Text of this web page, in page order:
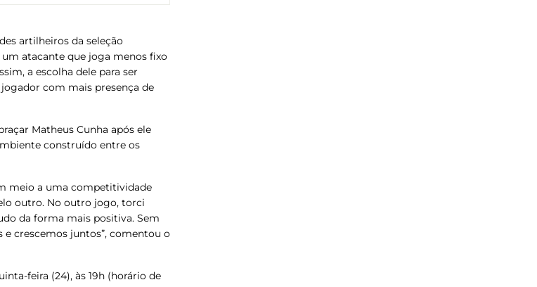
artilheiros da seleção
atacante que joga menos fixo
a escolha dele para ser
com mais presença de
Matheus Cunha após ele
construído entre os
meio a uma competitividade
outro. No outro jogo, torci
da forma mais positiva. Sem
e crescemos juntos”, comentou o
feira (24), às 19h (horário de